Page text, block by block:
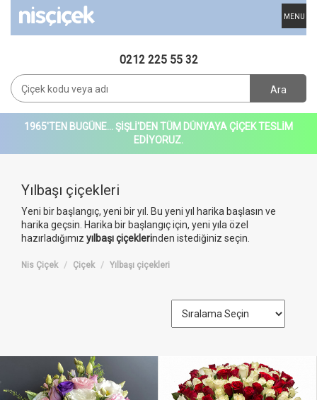
MENU
0212 225 55 32
Ara
1965'TEN BUGÜNE... ŞİŞLİ'DEN TÜM DÜNYAYA ÇİÇEK TESLİM
EDİYORUZ.
Yılbaşı çiçekleri
Yeni bir başlangıç, yeni bir yıl. Bu yeni yıl harika başlasın ve
harika geçsin. Harika bir başlangıç için, yeni yıla özel
hazırladığımız yılbaşı çiçeklerinden istediğiniz seçin.
Nis Çiçek Çiçek Yılbaşı çiçekleri